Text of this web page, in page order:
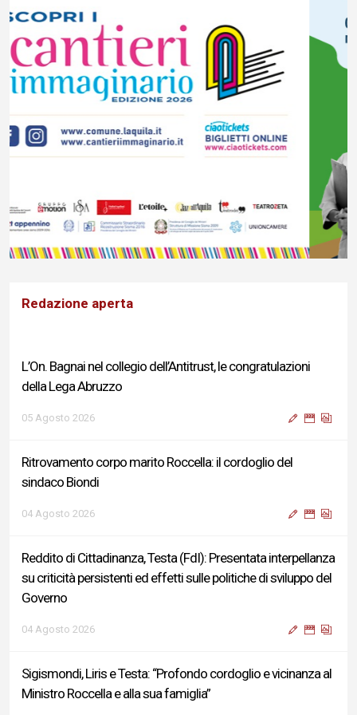
Redazione aperta
L’On. Bagnai nel collegio dell’Antitrust, le congratulazioni
della Lega Abruzzo
05 Agosto 2026
Ritrovamento corpo marito Roccella: il cordoglio del
sindaco Biondi
04 Agosto 2026
Reddito di Cittadinanza, Testa (FdI): Presentata interpellanza
su criticità persistenti ed effetti sulle politiche di sviluppo del
Governo
04 Agosto 2026
Sigismondi, Liris e Testa: “Profondo cordoglio e vicinanza al
Ministro Roccella e alla sua famiglia”